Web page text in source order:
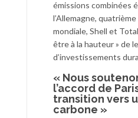
émissions combinées
l’Allemagne,
mondiale, Shell et
être à la hauteur » de
d’investissements
« Nous
l’accord de
transition vers
carbone »